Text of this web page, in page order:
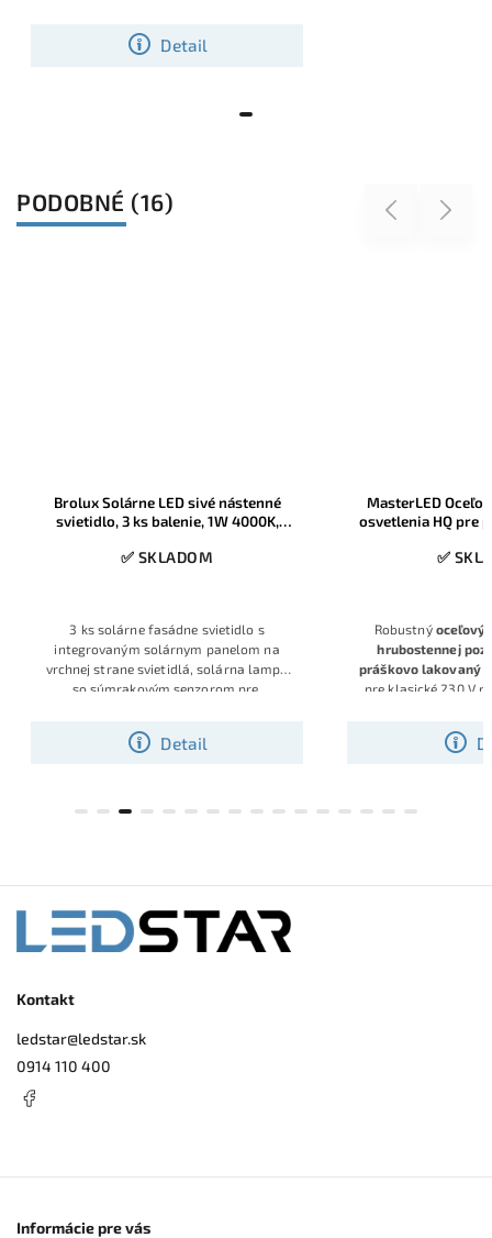
Detail
PODOBNÉ (16) Previous
Brolux Solárne LED sivé nástenné
svietidlo, 3 ks balenie, 1W 4000K,
✅ SKLADOM
Detail
3 ks solárne fasádne svietidlo s
integrovaným solárnym panelom na
vrchnej strane svietidlá, solárna lampa
so súmrakovým senzorom pre
osvedčená kvalita a klasický nadčasový
dizajn s efektným svetelným kužeľom
MasterLED
osvetlenia HQ pre
✅
Robustný oceľový
hrubostennej
práškovo lakovaný
pre klasické 230 V
uchytenia 76 mm.
konštrukcia
voliteľných
Next
Kontakt
ledstar@ledstar.sk
0914 110 400
Informácie pre vás